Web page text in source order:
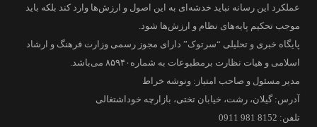
عملکرد این رسانه نباید خدشه‌ای به این اصول و ارزش‌ها وارد کند بلکه باید
موجب تحکیم پایه‌های نظام و ارزش‌ها شود.
پایگاه خبری و تحلیلی “سرتوک” دارای مجوز رسمی وزارت فرهنگ و ارشاد
اسلامی و هیات نظارت برمطبوعات به شماره۸۵۹۴۰ می‌باشد.
مدیر مسئول و صاحب امتیاز: ونوشه خراط
آدرس: گیلان، رشت، خیابان تختی، بازارچه خوداشتغالی
تلفن: 8152 981 0911